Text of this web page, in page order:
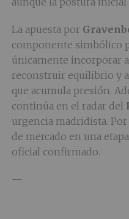
La apuesta por
componente simbólico
únicamente incorporar
reconstruir equilibrio y
que acumula presión.
continúa en el radar del
urgencia madridista.
de mercado en una
oficial confirmado.
—